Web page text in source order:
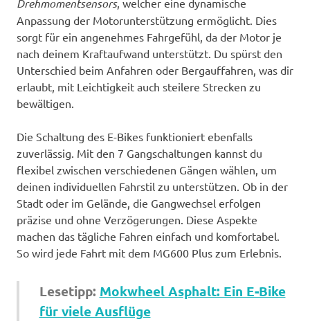
Drehmomentsensors, welcher eine dynamische
Anpassung der Motorunterstützung ermöglicht. Dies
sorgt für ein angenehmes Fahrgefühl, da der Motor je
nach deinem Kraftaufwand unterstützt. Du spürst den
Unterschied beim Anfahren oder Bergauffahren, was dir
erlaubt, mit Leichtigkeit auch steilere Strecken zu
bewältigen.
Die Schaltung des E-Bikes funktioniert ebenfalls
zuverlässig. Mit den 7 Gangschaltungen kannst du
flexibel zwischen verschiedenen Gängen wählen, um
deinen individuellen Fahrstil zu unterstützen. Ob in der
Stadt oder im Gelände, die Gangwechsel erfolgen
präzise und ohne Verzögerungen. Diese Aspekte
machen das tägliche Fahren einfach und komfortabel.
So wird jede Fahrt mit dem MG600 Plus zum Erlebnis.
Lesetipp: Mokwheel Asphalt: Ein E-Bike
für viele Ausflüge